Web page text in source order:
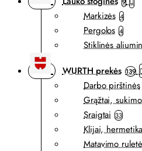
Markizės 4
Pergolos 4
Stiklinės
WURTH prekės 139
Darbo pirštinės
Grąžtai,
Sraigtai 33
Klijai,
Matavimo